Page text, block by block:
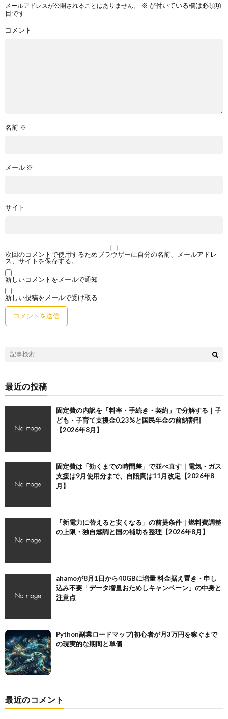
メールアドレスが公開されることはありません。 ※ が付いている欄は必須項
目です
コメント
名前 ※
メール ※
サイト
次回のコメントで使用するためブラウザーに自分の名前、メールアドレ
ス、サイトを保存する。
新しいコメントをメールで通知
新しい投稿をメールで受け取る
最近の投稿
固定費の内訳を「料率・手続き・契約」で分解する｜子
ども・子育て支援金0.23%と国民年金の前納割引
【2026年8月】
固定費は「効くまでの時間差」で並べ直す｜電気・ガス
支援は9月使用分まで、自賠責は11月改定【2026年8
月】
「新電力に替えると安くなる」の前提条件｜燃料費調整
の上限・独自燃調と国の補助を整理【2026年8月】
ahamoが8月1日から40GBに増量 料金据え置き・申し
込み不要「データ増量おためしキャンペーン」の中身と
注意点
Python副業ロードマップ|初心者が月3万円を稼ぐまで
の現実的な期間と単価
最近のコメント